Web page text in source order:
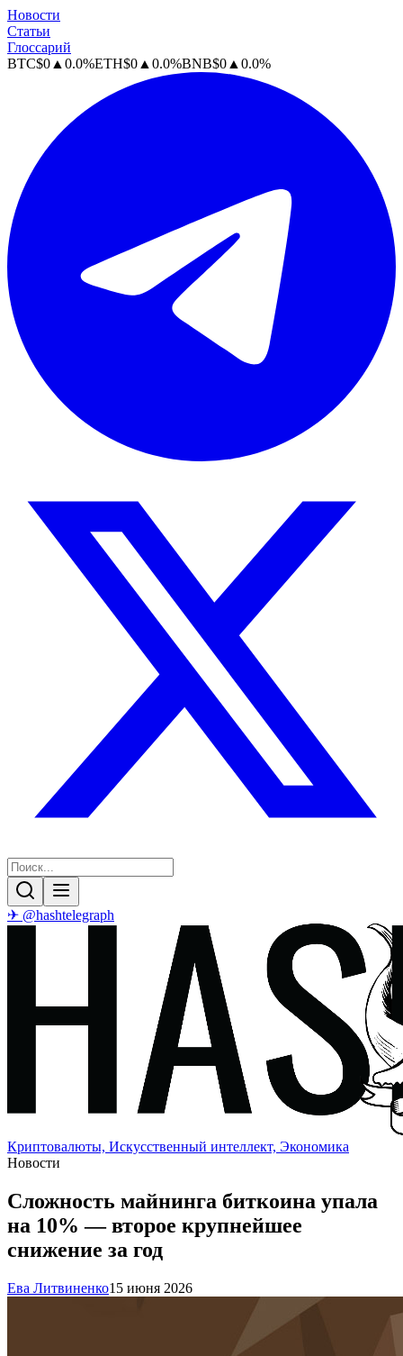
Новости
Статьи
Глоссарий
BTC$0 ▲ 0.0%ETH$0 ▲ 0.0%BNB$0 ▲ 0.0%
✈ @hashtelegraph
Криптовалюты, Искусственный интеллект, Экономика
Новости
Сложность майнинга биткоина упала
на 10% — второе крупнейшее
снижение за год
Ева Литвиненко15 июня 2026